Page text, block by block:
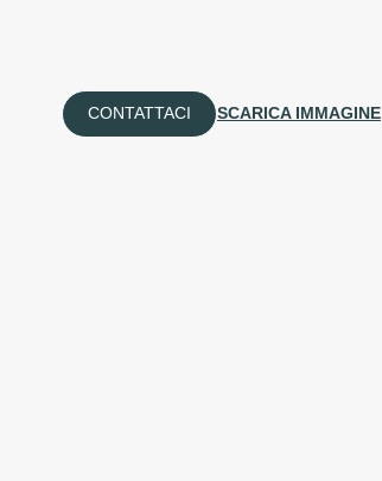
CONTATTACI SCARICA IMMAGINE